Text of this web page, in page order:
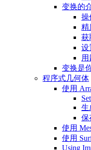
变换的
操
精
获
设
变换是
程序式几何体
使用
生
保
使用
使用
Using